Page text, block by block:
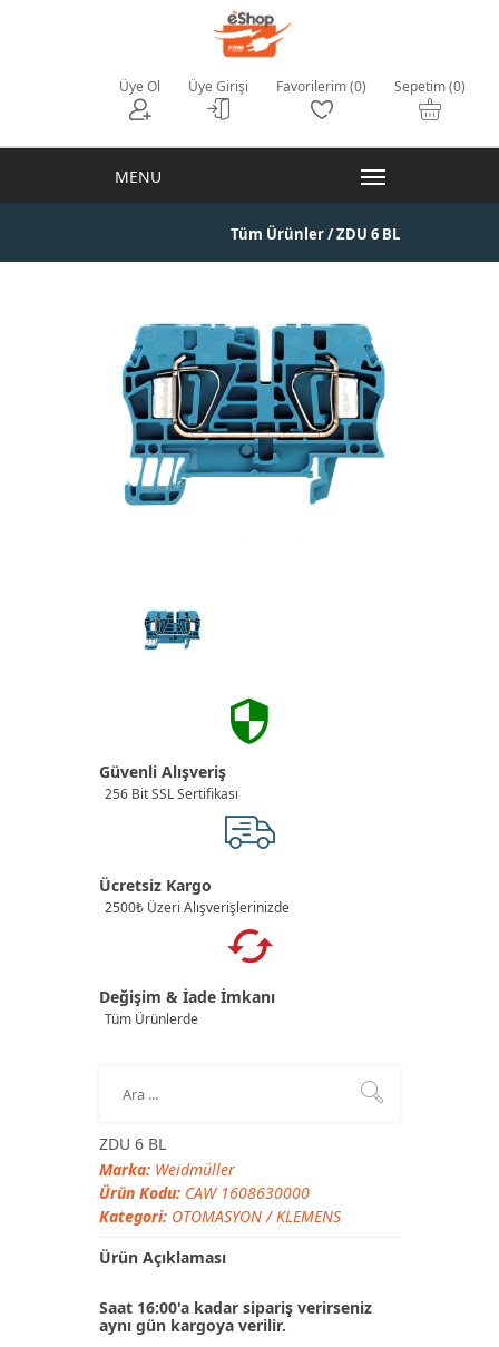
Üye Ol Üye Girişi Favorilerim (0) Sepetim (0)
Tüm Ürünler/ ZDU 6 BL
Güvenli Alışveriş
256 Bit SSL Sertifikası
Ücretsiz Kargo
2500₺ Üzeri Alışverişlerinizde
Değişim & İade İmkanı
Tüm Ürünlerde
ZDU 6 BL
Marka: Weidmüller
Ürün Kodu: CAW 1608630000
Kategori: OTOMASYON/KLEMENS
Ürün Açıklaması
Saat 16:00'a kadar sipariş verirseniz
aynı gün kargoya verilir.